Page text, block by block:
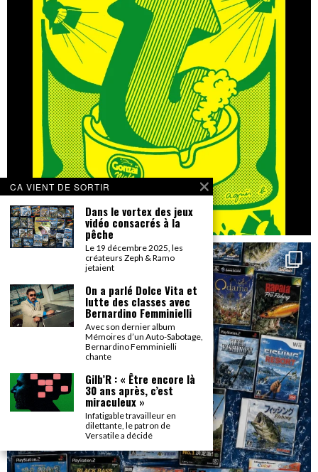
CA VIENT DE SORTIR
Dans le vortex des jeux
vidéo consacrés à la
pêche
Le 19 décembre 2025, les
créateurs Zeph & Ramo
jetaient
On a parlé Dolce Vita et
lutte des classes avec
Bernardino Femminielli
Avec son dernier album
Mémoires d’un Auto-Sabotage,
Bernardino Femminielli
chante
Gilb’R : « Être encore là
30 ans après, c’est
miraculeux »
Infatigable travailleur en
dilettante, le patron de
Versatile a décidé